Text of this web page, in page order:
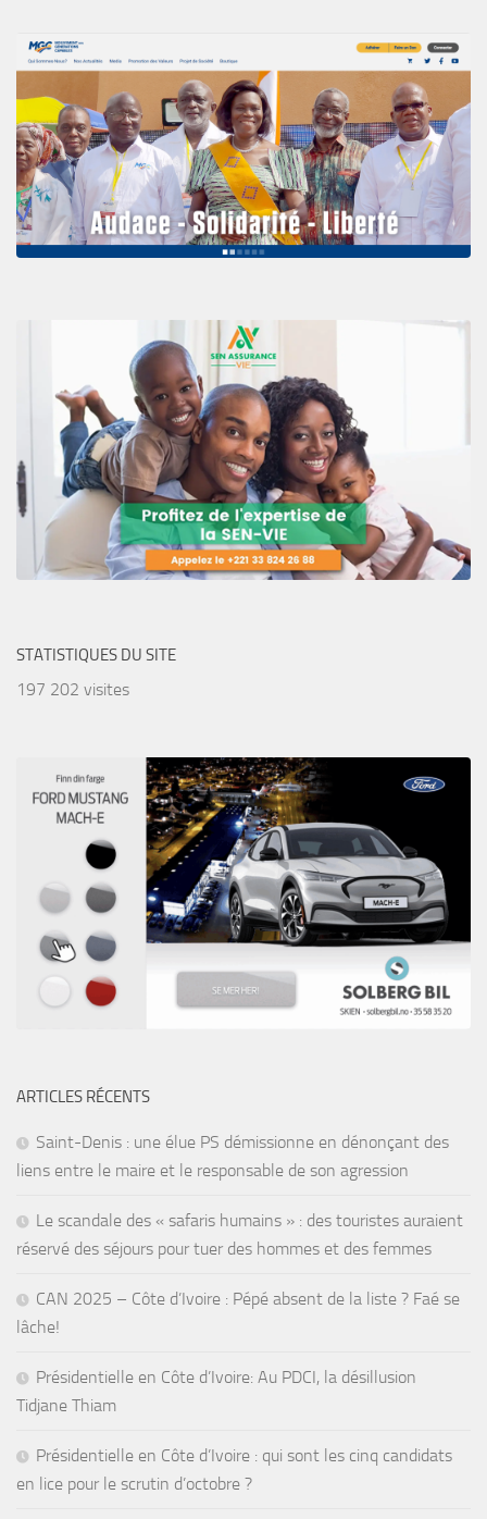
STATISTIQUES DU SITE
197 202 visites
ARTICLES RÉCENTS
Saint-Denis : une élue PS démissionne en dénonçant des
liens entre le maire et le responsable de son agression
Le scandale des « safaris humains » : des touristes auraient
réservé des séjours pour tuer des hommes et des femmes
CAN 2025 – Côte d’Ivoire : Pépé absent de la liste ? Faé se
lâche!
Présidentielle en Côte d’Ivoire: Au PDCI, la désillusion
Tidjane Thiam
Présidentielle en Côte d’Ivoire : qui sont les cinq candidats
en lice pour le scrutin d’octobre ?